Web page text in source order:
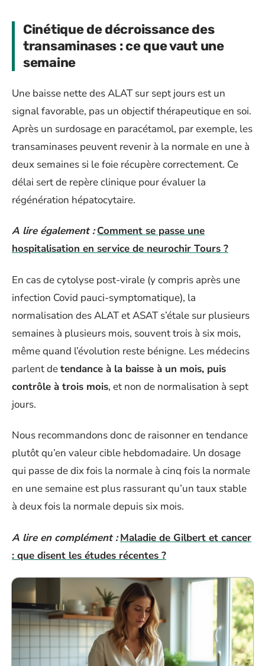
Cinétique de décroissance des
transaminases : ce que vaut une
semaine
Une baisse nette des ALAT sur sept jours est un
signal favorable, pas un objectif thérapeutique en soi.
Après un surdosage en paracétamol, par exemple, les
transaminases peuvent revenir à la normale en une à
deux semaines si le foie récupère correctement. Ce
délai sert de repère clinique pour évaluer la
régénération hépatocytaire.
A lire également : Comment se passe une
hospitalisation en service de neurochir Tours ?
En cas de cytolyse post-virale (y compris après une
infection Covid pauci-symptomatique), la
normalisation des ALAT et ASAT s’étale sur plusieurs
semaines à plusieurs mois, souvent trois à six mois,
même quand l’évolution reste bénigne. Les médecins
parlent detendance à la baisse à un mois, puis
contrôle à trois mois, et non de normalisation à sept
jours.
Nous recommandons donc de raisonner en tendance
plutôt qu’en valeur cible hebdomadaire. Un dosage
qui passe de dix fois la normale à cinq fois la normale
en une semaine est plus rassurant qu’un taux stable
à deux fois la normale depuis six mois.
A lire en complément : Maladie de Gilbert et cancer
: que disent les études récentes ?